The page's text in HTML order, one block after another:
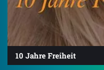
10 Jahre Freiheit